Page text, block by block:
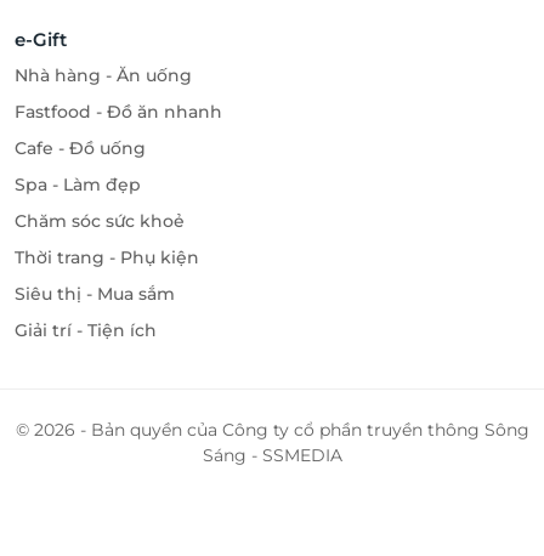
e-Gift
Nhà hàng - Ăn uống
Fastfood - Đồ ăn nhanh
Cafe - Đồ uống
Spa - Làm đẹp
Chăm sóc sức khoẻ
Thời trang - Phụ kiện
Siêu thị - Mua sắm
Giải trí - Tiện ích
© 2026 - Bản quyền của Công ty cổ phần truyền thông Sông
Sáng - SSMEDIA